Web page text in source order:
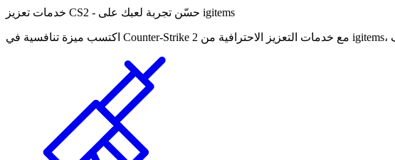
خدمات تعزيز CS2 - حسّن تجربة لعبك على igitems